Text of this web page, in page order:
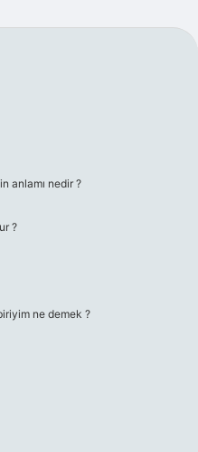
anlamı nedir ?
?
ne demek ?